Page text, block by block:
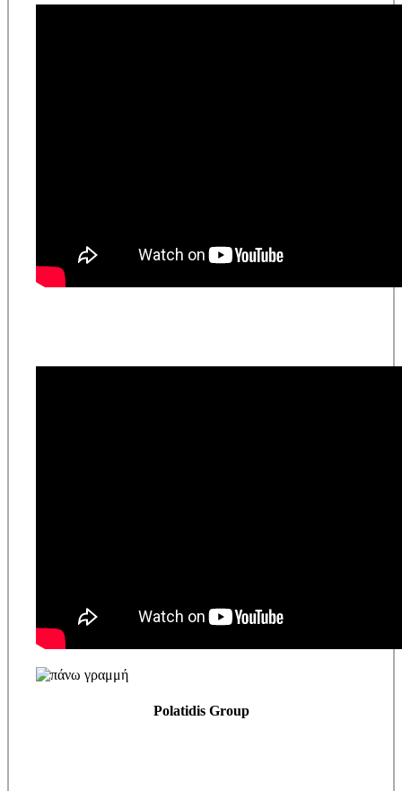
Polatidis Group